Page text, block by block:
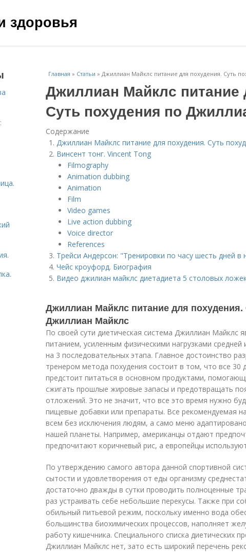
здоровья
Главная » Статьи » Джиллиан Майклс питание для похудения. Суть
Джиллиан Майклс питание
Суть похудения по
Содержание
Джиллиан Майклс питание для похудения. Суть
Винсент тонг. Vincent Tong
Filmography
Animation dubbing
Animation
Film
Video games
Live action dubbing
Voice director
References
Трейси Андерсон: "Тренировки по часу шесть дней
Чейс кроуфорд. Биография
Видео джилиан майклс диетадиета 5 столовых
Джиллиан Майклс питание для
Джиллиан Майклс
По своей сути диетическая система Джиллиан Майклс
питанием, усиленным физическими нагрузками
на 3 последовательных этапа. Главное достоинство
тренером метода похудения состоит в том, что все
предстоит питаться в основном продуктами,
сжигать прошлые жировые запасы и предотвращать
отложений. Это не значит, что все это время нужно
пищевые добавки или препараты. Все рекомендуемая
всем без исключения людям, а само меню
нашей планеты. Например, американцы отдают
предпочитают коричневый рис, а европейцы
По утверждению самого автора данной спортивной
сытости и удовлетворения от еды организму
достаточно дважды в сутки проводить полноценные
раз устраивать себе небольшие перекусы. Также при
обильный питьевой режим, поскольку именно вода
большинства биохимических процессов, наполняет
работу кишечника. Специального списка диетических
Джиллиан Майклс нет, зато есть широкий перечень